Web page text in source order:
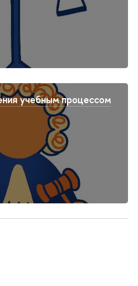
учебным процессом